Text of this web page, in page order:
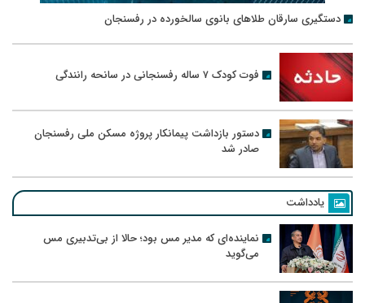
دستگیری سارقان طلاهای بانوی سالخورده در رفسنجان
فوت کودک ۷ ساله رفسنجانی در سانحه رانندگی
دستور بازداشت پیمانکار پروژه مسکن ملی رفسنجان
صادر شد
یادداشت
نماینده‌ای که مدیر مس بود؛ حالا از بی‌تدبیری مس
می‌گوید